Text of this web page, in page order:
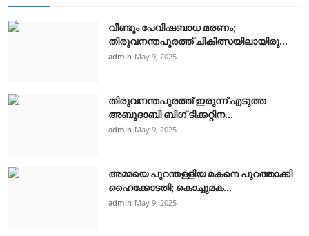
വീണ്ടും പേവിഷബാധ മരണം;
തിരുവനന്തപുരത്ത് ചികിത്സയിലായിരു...
admin May 9, 2025
തിരുവനന്തപുരത്ത് ഇരുന്ന് എടുത്ത
അബുദാബി ബിഗ് ടിക്കറ്റിന...
admin May 9, 2025
അമ്മയെ പുറന്തള്ളിയ മകനെ പുറത്താക്കി
ഹൈക്കോടതി; കൊച്ചുമക...
admin May 9, 2025